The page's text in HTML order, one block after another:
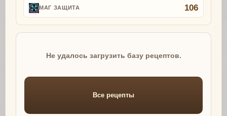
МАГ ЗАЩИТА 106
Не удалось загрузить базу рецептов.
Все рецепты